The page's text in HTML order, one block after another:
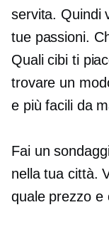
servita. Quindi
tue passioni.
Quali cibi ti
trovare un
e più facili da
Fai un
nella tua città.
quale prezzo e